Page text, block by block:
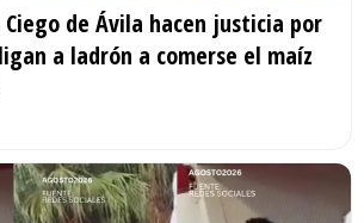
Ciego de Ávila hacen justicia por
a ladrón a comerse el maíz